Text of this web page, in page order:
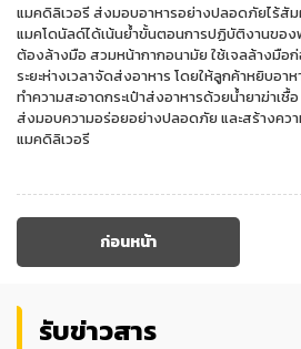
แมคดิลิเวอรี ส่งมอบอาหารอย่างปลอดภัยไร้สั
แมคโดนัลด์ได้เน้นย้ำขั้นตอนการปฏิบัติงานขอ
ต้องล้างมือ สวมหน้ากากอนามัย ใช้เจลล้างมือ
ระยะห่างเวลาจัดส่งอาหาร โดยให้ลูกค้าหยิบอ
ทำความสะอาดกระเป๋าส่งอาหารด้วยน้ำยาฆ่าเ
ส่งมอบความอร่อยอย่างปลอดภัย และสร้างคว
แมคดิลิเวอรี
ก่อนหน้า
รับข่าวสาร